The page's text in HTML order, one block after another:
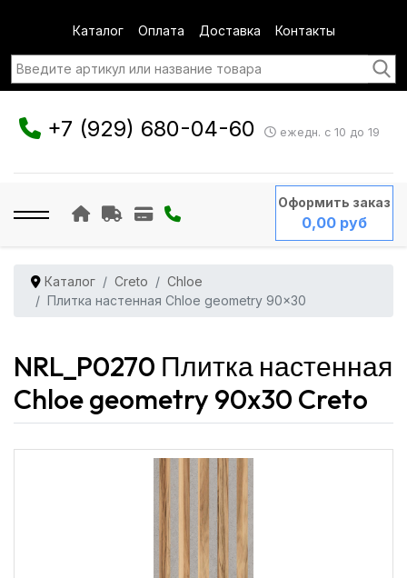
Каталог Оплата Доставка Контакты
+7 (929) 680-04-60 ежедн. с 10 до 19
Оформить заказ
0,00 руб
Каталог Creto
Chloe
Плитка настенная Chloe geometry 90x30
NRL_P0270 Плитка настенная
Chloe geometry 90x30 Creto